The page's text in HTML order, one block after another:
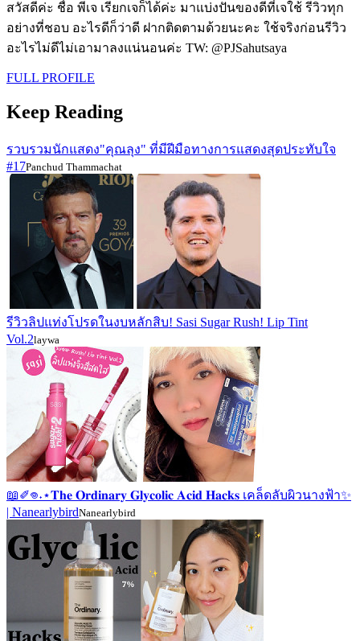
สวัสดีค่ะ ชื่อ พีเจ เรียกเจก็ได้ค่ะ มาแบ่งปันของดีที่เจใช้ รีวิวทุก
อย่างที่ชอบ อะไรดีก็ว่าดี ฝากติดตามด้วยนะคะ ใช้จริงก่อนรีวิว
อะไรไม่ดีไม่เอามาลงแน่นอนค่ะ TW: @PJSahutsaya
FULL PROFILE
Keep Reading
รวบรวมนักแสดง"คุณลุง" ที่มีฝีมือทางการแสดงสุดประทับใจ
#17Panchud Thammachat
รีวิวลิปแท่งโปรดในงบหลักสิบ! Sasi Sugar Rush! Lip Tint
Vol.2laywa
📖✐𖦹˖⋆𝐓𝐡𝐞 𝐎𝐫𝐝𝐢𝐧𝐚𝐫𝐲 𝐆𝐥𝐲𝐜𝐨𝐥𝐢𝐜 𝐀𝐜𝐢𝐝 𝐇𝐚𝐜𝐤𝐬 เคล็ดลับผิวนางฟ้า✨
| NanearlybirdNanearlybird